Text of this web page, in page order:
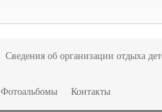
Сведения об организации отдыха
Фотоальбомы Контакты